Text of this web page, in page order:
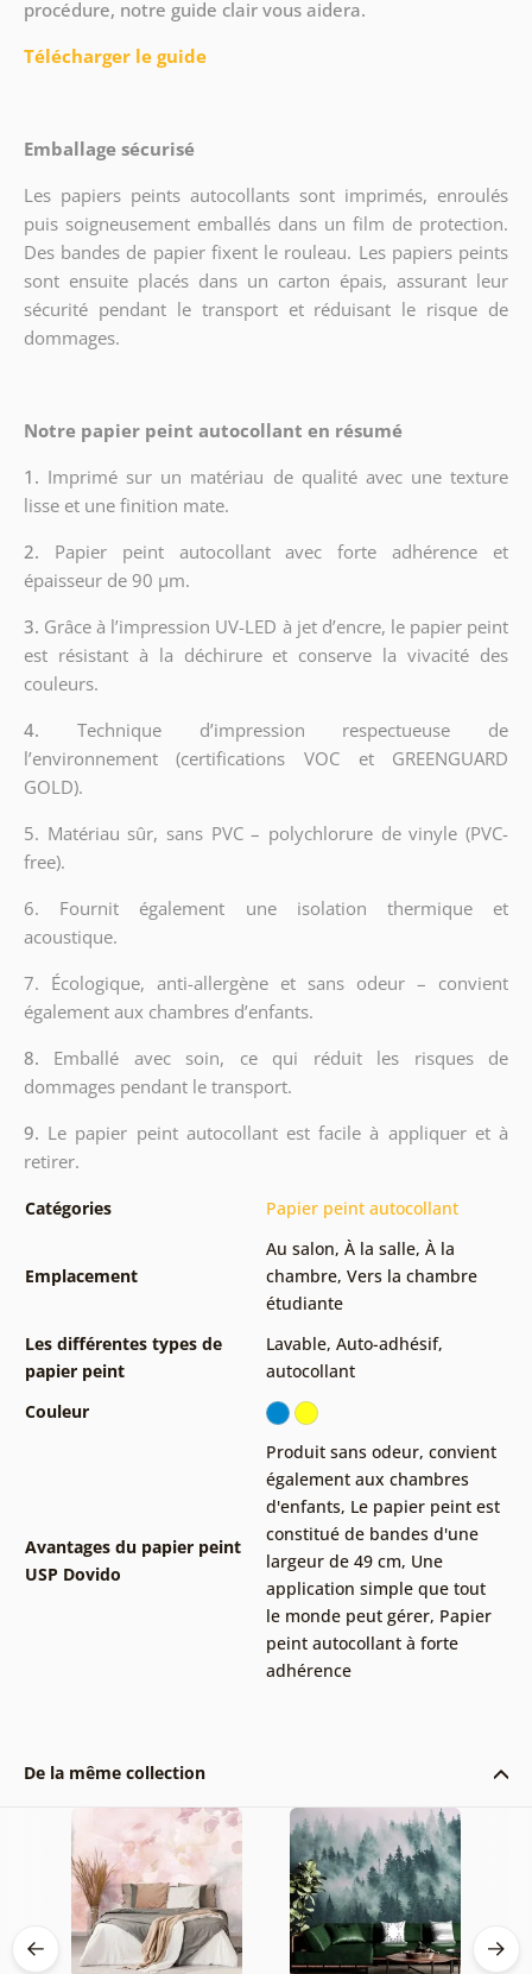
procédure, notre guide clair vous aidera.
Télécharger le guide
Emballage sécurisé
Les papiers peints autocollants sont imprimés, enroulés
puis soigneusement emballés dans un film de protection.
Des bandes de papier fixent le rouleau. Les papiers peints
sont ensuite placés dans un carton épais, assurant leur
sécurité pendant le transport et réduisant le risque de
dommages.
Notre papier peint autocollant en résumé
1. Imprimé sur un matériau de qualité avec une texture
lisse et une finition mate.
2. Papier peint autocollant avec forte adhérence et
épaisseur de 90 µm.
3. Grâce à l’impression UV-LED à jet d’encre, le papier peint
est résistant à la déchirure et conserve la vivacité des
couleurs.
4. Technique d’impression respectueuse de
l’environnement (certifications VOC et GREENGUARD
GOLD).
5. Matériau sûr, sans PVC – polychlorure de vinyle (PVC-
free).
6. Fournit également une isolation thermique et
acoustique.
7. Écologique, anti-allergène et sans odeur – convient
également aux chambres d’enfants.
8. Emballé avec soin, ce qui réduit les risques de
dommages pendant le transport.
9. Le papier peint autocollant est facile à appliquer et à
retirer.
Catégories Papier peint autocollant
Emplacement
Au salon, À la salle, À la
chambre, Vers la chambre
étudiante
Les différentes types de
papier peint
Lavable, Auto-adhésif,
autocollant
Couleur
Avantages du papier peint
USP Dovido
Produit sans odeur, convient
également aux chambres
d'enfants, Le papier peint est
constitué de bandes d'une
largeur de 49 cm, Une
application simple que tout
le monde peut gérer, Papier
peint autocollant à forte
adhérence
De la même collection